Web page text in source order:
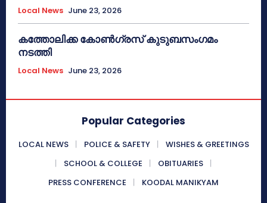
Local News June 23, 2026
കത്തോലിക്ക കോൺഗ്രസ് കുടുബസംഗമം
നടത്തി
Local News June 23, 2026
Popular Categories
LOCAL NEWS POLICE & SAFETY
WISHES & GREETINGS
SCHOOL & COLLEGE
OBITUARIES
PRESS CONFERENCE
KOODAL MANIKYAM